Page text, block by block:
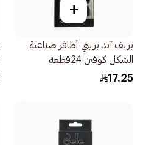
+
بريف آند بريتي أظافر صناعية
الشكل كوفين 24قطعة
17.25